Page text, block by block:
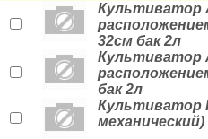
Культиватор
32см бак 2л
Культиватор
бак 2л
Культиватор